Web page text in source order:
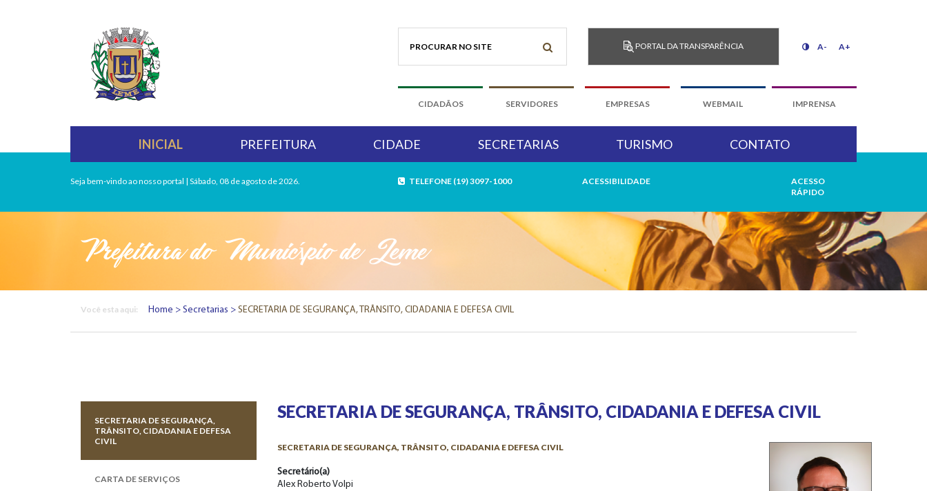
PORTAL DA TRANSPARÊNCIA A- A+
CIDADÃOS SERVIDORES EMPRESAS WEBMAIL IMPRENSA
INICIAL PREFEITURA CIDADE SECRETARIAS TURISMO CONTATO
Seja bem-vindo ao nosso portal | Sábado, 08 de agosto de 2026. TELEFONE (19) 3097-1000 ACESSIBILIDADE
ACESSO
RÁPIDO
Prefeitura do Município de Leme
Você esta aqui: Home Secretarias SECRETARIA DE SEGURANÇA, TRÂNSITO, CIDADANIA E DEFESA CIVIL
SECRETARIA DE SEGURANÇA,
TRÂNSITO, CIDADANIA E DEFESA
CIVIL
CARTA DE SERVIÇOS
SECRETARIA DE SEGURANÇA, TRÂNSITO, CIDADANIA E DEFESA CIVIL
SECRETARIA DE SEGURANÇA, TRÂNSITO, CIDADANIA E DEFESA CIVIL
Secretário(a)
Alex Roberto Volpi